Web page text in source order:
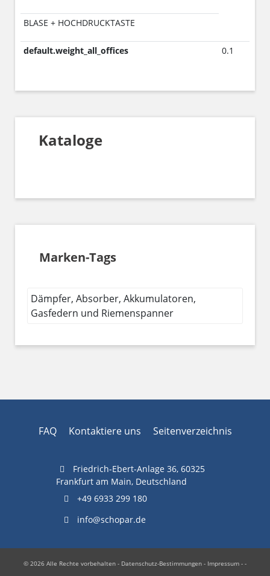
BLASE + HOCHDRUCKTASTE
default.weight_all_offices 0.1
Kataloge
Marken-Tags
Dämpfer, Absorber, Akkumulatoren,
Gasfedern und Riemenspanner
FAQ Kontaktiere uns Seitenverzeichnis
Friedrich-Ebert-Anlage 36, 60325
Frankfurt am Main, Deutschland
+49 6933 299 180
info@schopar.de
© 2026 Alle Rechte vorbehalten - Datenschutz-Bestimmungen - Impressum - -